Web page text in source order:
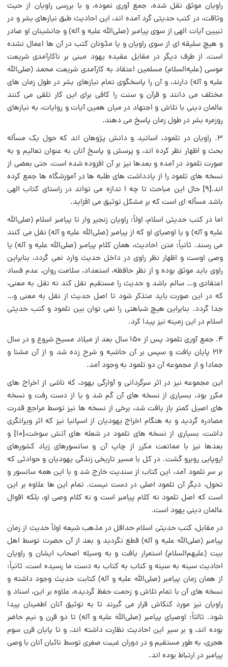
راویان موثق نقل شده، جمع آوری نموده، و با بررسی راویان از حیث
وثاقت، در کتب حدیثی گرد آمده اند، این احادیث طبق نیازهای بشر و در
تبیین آیات الهی از سوی پیامبر (صلی‌الله‌ علیه و آله) و جانشینان او صادر
و هیچ سلیقه ای از سوی راویان و یا مدّونان کتب در آن ها اعمال نشده
است، از طرف دیگر در مقابل عقیده یهود مبنی بر ناکارآمدی شریعت
موسی (علیه‌السلام) مسلمین اعتقاد به کارآمدی شریعت محمد (صلی‌الله‌
علیه و آله) دارند، و آن را پاسخگوی تمام نیازهای بشر در طول زمان های
مختلف می دانند و قرآن و سنت را کافی برای این کار تلقی می کنند
عالمان دینی با تلاش و اجتهاد در میان همین آیات و روایات، به نیازهای
روزمره بشر در طول زمان پاسخ می دهند.
۳. راویان در تلمود، اساتید و دانش پژوهان اند که حول یک مسأله
بحث و اظهار نظر کرده اند، و پرسش و پاسخ آنان به عنوان تعالیم و به
صورت تلمود در آمده و بعدها نیز بر آن افزوده شده است، حتی بعضی از
نسخه های تلمود را از یادداشت های طلبه ها در آموزشگاه ها جمع کرده
اند.[۹] حال این مباحث تا چه ا ندازه می تواند در راستای کتاب الهی
باشد مسأله ای است که بر مشکل توثیق می افزاید.
اما در کتب حدیثی اسلام، اولاً: راویان زنجیر وار تا پیامبر اسلام (صلی‌الله‌
علیه و آله) و یا اوصیای او که از پیامبر (صلی‌الله‌ علیه و آله) نقل می کنند
می رسند. ثانیاً: متن احادیث، همان کلام پیامبر (صلی‌الله‌ علیه و آله) یا
وصی اوست و اظهار نظر راوی در داخل حدیث وارد نمی گردد، بنابراین
راوی باید موثق بوده و از نظر حافظه، استعداد، سلامت روان، عدم فساد
اعتقادی و… سالم باشد و حدیث را مستقیم نقل کند نه نقل به معنی،
که در این صورت باید متذکر شود تا اصل حدیث از نقل به معنی و…
جدا گردد. بنابراین هیچ شباهتی را نمی توان بین تلمود و کتب حدیثی
اسلام در این زمینه نیز پیدا کرد.
۴. جمع آوری تلمود پس از ۱۵۰ سال بعد از میلاد مسیح شروع و در سال
۲۱۶ پایان یافت و سپس بر آن حاشیه و شرح زده شد و از آن مشنا و
جمادا و از مجموعه آن دو تلمود به وجود آمد.
این مجموعه نیز در اثر سرگردانی و آوارگی یهود، که ناشی از اخراج های
مکرر بود، بسیاری از نسخه های آن گم شد و یا از دست رفت و نسخه
های اصیل کمتر باز یافت شد، برخی از نسخه ها نیز توسط مراجع قدرت
مصادره گردید و به هنگام اخراج یهودیان از اسپانیا نیز که اثر ویرانگری
داشت، بسیاری از نسخه های تلمود در شعله های آتش سوخت،[۱۰] و
بعدها نیز با ممانعت مکرر از چاپ آن و سانسورهای زیاد کشورهای
اروپایی روبرو گشت. در کل با مسیر تاریخی زندگی یهودیان و حوادثی که
بر سر تلمود آمد، این کتاب از سندیت خارج شد و با این همه سانسور و
تحول، دیگر آن تلمود اصلی در دست نیست. تمام این ها علاوه بر این
است که اصل تلمود نه کلام پیامبر است و نه کلام وصی او، بلکه اقوال
عالمان دینی یهود است.
در مقابل، کتب حدیثی اسلام حداقل در مذهب شیعه اولاً حدیث از زمان
پیامبر (صلی‌الله‌ علیه و آله) قطع نگردید و بعد از آن حضرت توسط اهل
بیت (علیهم‌السلام) استمرار یافت و به وسیله اصحاب ایشان و راویان
احادیث سینه به سینه و کتاب به کتاب به دست ما رسیده است، ثانیاً:
از همان زمان پیامبر (صلی‌الله‌ علیه و آله) کتابت حدیث وجود داشته و
نسخه های آن با تمام تلاش و زحمت حفظ گردیده، علاوه بر این، اسناد و
راویان نیز مورد کنکاش قرار می گیرند تا به توثیق آنان اطمینان پیدا
شود. ثالثاً: اوصیای پیامبر (صلی‌الله‌ علیه و آله) تا دو قرن و نیم حاضر
بوده اند، و بر سیر این احادیث نظارت داشته اند، و تا پایان قرن سوم
هجری، به طور مستقیم و در دوران غیبت صغری توسط نائبان آنان با وصی
پیامبر در ارتباط بوده اند.